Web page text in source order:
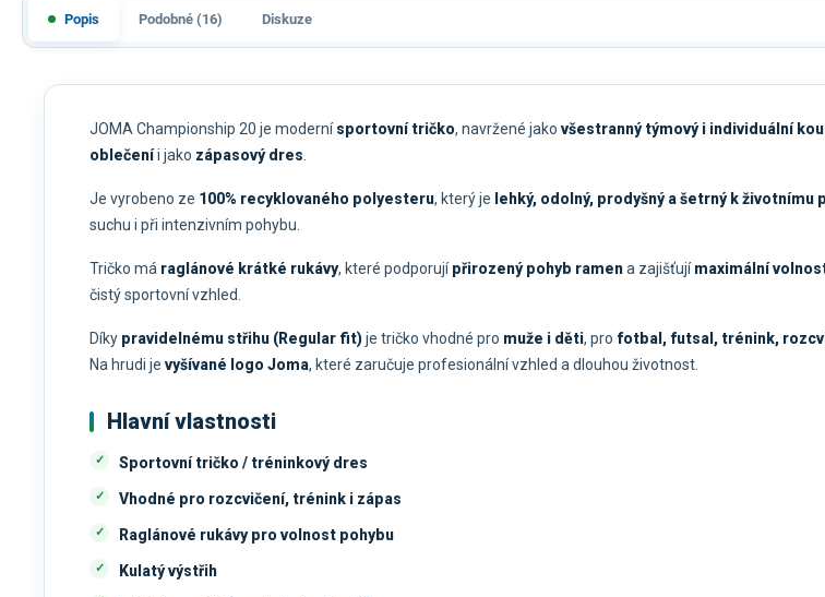
Popis Podobné (16) Diskuze
JOMA Championship 20 je modernísportovní tričko, navržené jako všestranný týmový i individuální
oblečeníi jako zápasový dres.
Je vyrobeno ze 100% recyklovaného polyesteru, který je lehký, odolný, prodyšný a šetrný k životnímu
suchu i při intenzivním pohybu.
Tričko má raglánové krátké rukávy, které podporujípřirozený pohyb ramena zajišťujímaximální
čistý sportovní vzhled.
Díky pravidelnému střihu (Regular fit)je tričko vhodné pro muže i děti, pro fotbal, futsal, trénink,
Na hrudi je vyšívané logo Joma, které zaručuje profesionální vzhled a dlouhou životnost.
Hlavní vlastnosti
Sportovní tričko / tréninkový dres
Vhodné pro rozcvičení, trénink i zápas
Raglánové rukávy pro volnost pohybu
Kulatý výstřih